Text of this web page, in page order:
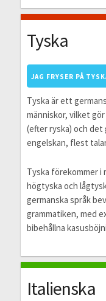
Tyska
JAG FRYSER PÅ
Tyska är ett
människor, vilket
(efter ryska) och det
engelskan, flest
Tyska förekommer i
högtyska och
germanska språk
grammatiken, med
bibehållna
Italienska